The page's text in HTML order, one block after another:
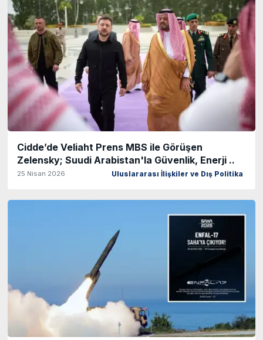
Cidde’de Veliaht Prens MBS ile Görüşen
Zelensky; Suudi Arabistan'la Güvenlik, Enerji ..
25 Nisan 2026 Uluslararası İlişkiler ve Dış Politika